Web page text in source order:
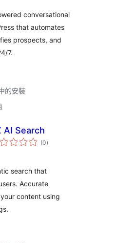
conversational
that automates
prospects, and
7.
的安裝
AI Search
(0總
評)
search that
Accurate
content using